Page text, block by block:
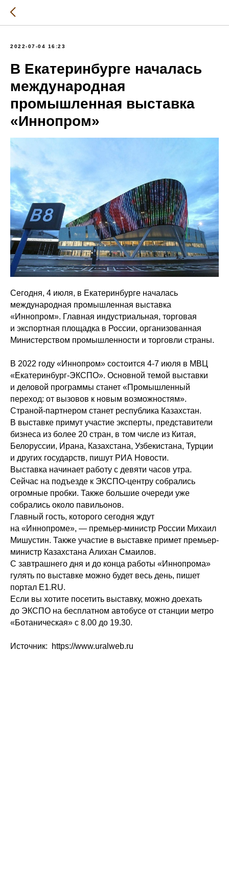
2022-07-04 16:23
В Екатеринбурге началась
международная
промышленная выставка
«Иннопром»
Сегодня, 4 июля, в Екатеринбурге началась
международная промышленная выставка
«Иннопром». Главная индустриальная, торговая
и экспортная площадка в России, организованная
Министерством промышленности и торговли страны.
В 2022 году «Иннопром» состоится 4-7 июля в МВЦ
«Екатеринбург-ЭКСПО». Основной темой выставки
и деловой программы станет «Промышленный
переход: от вызовов к новым возможностям».
Страной-партнером станет республика Казахстан.
В выставке примут участие эксперты, представители
бизнеса из более 20 стран, в том числе из Китая,
Белоруссии, Ирана, Казахстана, Узбекистана, Турции
и других государств, пишут РИА Новости.
Выставка начинает работу с девяти часов утра.
Сейчас на подъезде к ЭКСПО-центру собрались
огромные пробки. Также большие очереди уже
собрались около павильонов.
Главный гость, которого сегодня ждут
на «Иннопроме», — премьер-министр России Михаил
Мишустин. Также участие в выставке примет премьер-
министр Казахстана Алихан Смаилов.
С завтрашнего дня и до конца работы «Иннопрома»
гулять по выставке можно будет весь день, пишет
портал Е1.RU.
Если вы хотите посетить выставку, можно доехать
до ЭКСПО на бесплатном автобусе от станции метро
«Ботаническая» с 8.00 до 19.30.
Источник: https://www.uralweb.ru